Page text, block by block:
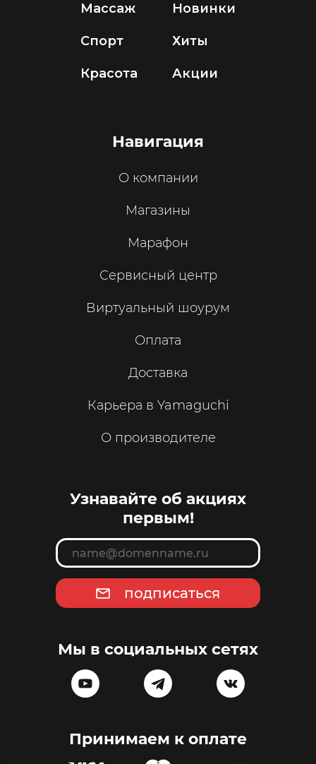
Массаж
Спорт
Красота
Новинки
Хиты
Акции
Навигация
О компании
Магазины
Марафон
Сервисный центр
Виртуальный шоурум
Оплата
Доставка
Карьера в Yamaguchi
О производителе
Узнавайте об акциях
первым!
подписаться
Мы в социальных сетях
Принимаем к оплате